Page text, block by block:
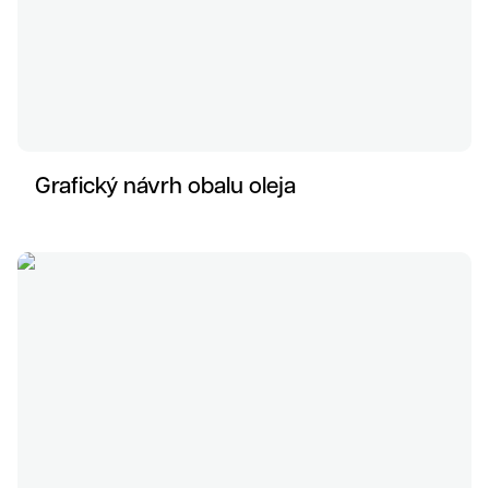
Grafický návrh obalu oleja